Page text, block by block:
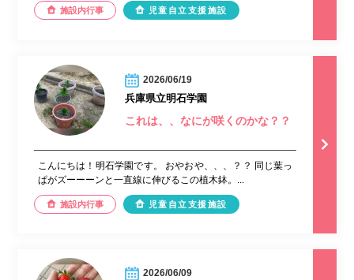
施設内行事 児童自立支援施設
2026/06/19
兵庫県立明石学園
これは、、なにが咲くのかな？？
こんにちは！明石学園です。 おやおや、、、？？ 同じ葉っ
ぱがズーーーンと一直線に伸びるこの植木鉢。...
施設内行事 児童自立支援施設
2026/06/09